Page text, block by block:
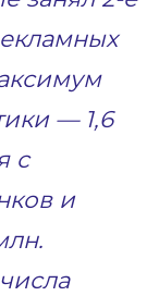
— 1,6
с
и